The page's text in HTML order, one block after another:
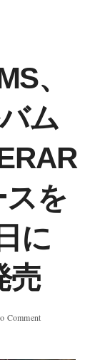
、
ム
スを
に
売
Comment